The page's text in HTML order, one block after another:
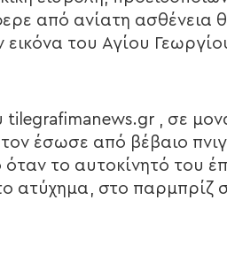
από ανίατη ασθένεια
του Αγίου
, σε
τον έσωσε από βέβαιο
το αυτοκίνητό του
ατύχημα, στο παρμπρίζ